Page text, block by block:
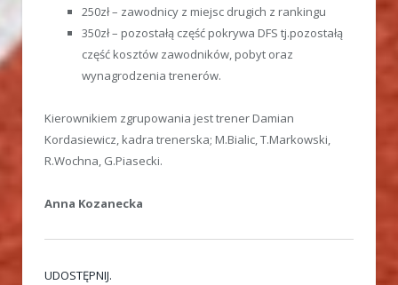
250zł – zawodnicy z miejsc drugich z rankingu
350zł – pozostałą część pokrywa DFS tj.pozostałą
część kosztów zawodników, pobyt oraz
wynagrodzenia trenerów.
Kierownikiem zgrupowania jest trener Damian
Kordasiewicz, kadra trenerska; M.Bialic, T.Markowski,
R.Wochna, G.Piasecki.
Anna Kozanecka
UDOSTĘPNIJ.